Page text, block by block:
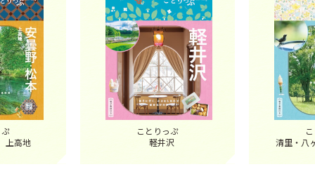
上高地
ことりっぷ
軽井沢
清里・八